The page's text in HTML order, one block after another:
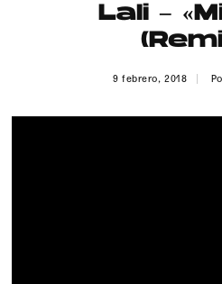
Aviso
© 2015-2022 UMOMAG. PROPIEDAD
DERECHOS
Lali –
9 febrero, 2018